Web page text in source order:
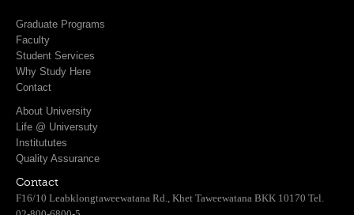
Graduate Programs
Faculty
Student Services
Why Study Here
Contact
About University
Life @ Universuty
Institututes
Quality Assurance
Contact
F16/10 Leabklongtaweewatana Rd., Khet Taweewatana BKK 10170 Tel.